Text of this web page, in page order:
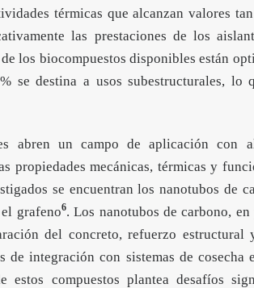
térmicas que alcanzan valores
las prestaciones de los
los biocompuestos disponibles están
se destina a usos subestructurales, lo
abren un campo de aplicación con
propiedades mecánicas, térmicas y
se encuentran los nanotubos de
grafeno6. Los nanotubos de carbono,
del concreto, refuerzo
de integración con sistemas de cosecha
estos compuestos plantea desafíos